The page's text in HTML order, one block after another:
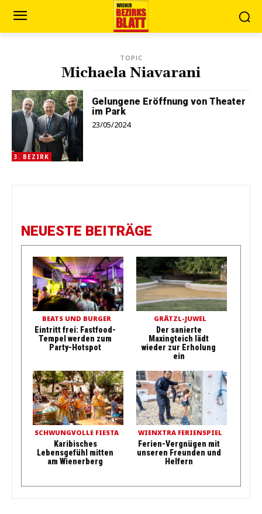
TOPIC
Michaela Niavarani
3. BEZIRK
Gelungene Eröffnung von Theater
im Park
23/05/2024
NEUESTE BEITRÄGE
BEATS UND BURGER
Eintritt frei: Fastfood-
Tempel werden zum
Party-Hotspot
GRÄTZL-JUWEL
Der sanierte
Maxingteich lädt
wieder zur Erholung
ein
SCHWUNGVOLLE FIESTA
Karibisches
Lebensgefühl mitten
am Wienerberg
WIENXTRA FERIENSPIEL
Ferien-Vergnügen mit
unseren Freunden und
Helfern